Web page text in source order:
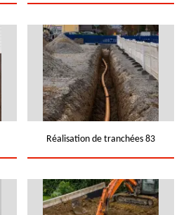
Réalisation de tranchées 83